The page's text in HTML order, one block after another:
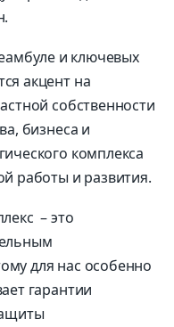
.
и ключевых
акцент на
собственности
бизнеса и
комплекса
работы и развития.
– это
для нас особенно
гарантии